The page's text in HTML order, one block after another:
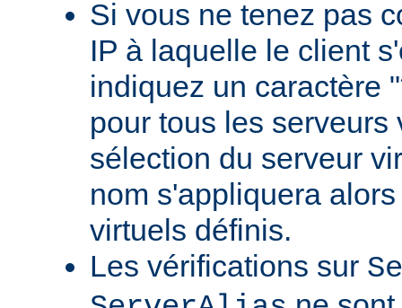
Si vous ne tenez pas
IP à laquelle le client
indiquez un caractère
pour tous les serveurs
sélection du serveur
nom s'appliquera
virtuels définis.
Les vérifications sur